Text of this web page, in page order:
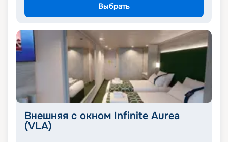
Выбрать
Внешняя с окном Infinite Aurea
(VLA)